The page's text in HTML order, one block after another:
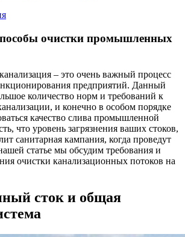
очистки промышленных
– это очень важный процесс
предприятий. Данный
количество норм и требований к
и конечно в особом порядке
качество слива промышленной
что уровень загрязнения ваших стоков,
санитарная кампания, когда проведут
статье мы обсудим требования и
очистки канализационных потоков на
сток и общая